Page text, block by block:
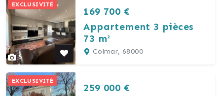
5
EXCLUSIVITÉ
169 700 €
Appartement 3 pièces
73 m²
Colmar, 68000
EXCLUSIVITÉ
259 000 €